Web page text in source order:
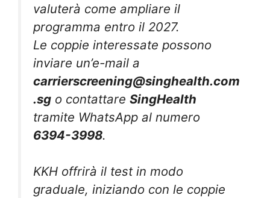
valuterà come ampliare il
programma entro il 2027.
Le coppie interessate possono
inviare un’e-mail a
carrierscreening@singhealth.com
.sg o contattare SingHealth
tramite WhatsApp al numero
6394-3998.
KKH offrirà il test in modo
graduale, iniziando con le coppie